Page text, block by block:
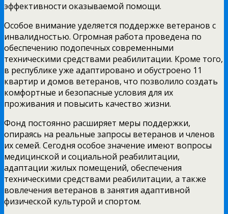
эффективности оказываемой помощи.
Особое внимание уделяется поддержке ветеранов с
инвалидностью. Огромная работа проведена по
обеспечению подопечных современными
техническими средствами реабилитации. Кроме того,
в республике уже адаптировано и обустроено 11
квартир и домов ветеранов, что позволило создать
комфортные и безопасные условия для их
проживания и повысить качество жизни.
Фонд постоянно расширяет меры поддержки,
опираясь на реальные запросы ветеранов и членов
их семей. Сегодня особое значение имеют вопросы
медицинской и социальной реабилитации,
адаптации жилых помещений, обеспечения
техническими средствами реабилитации, а также
вовлечения ветеранов в занятия адаптивной
физической культурой и спортом.